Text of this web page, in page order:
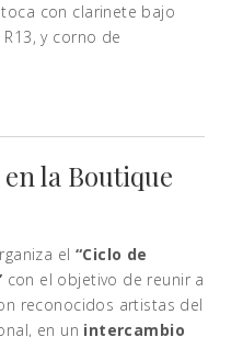
con clarinete bajo
y corno de
la Boutique
el “Ciclo de
con el objetivo de reunir a
reconocidos artistas del
en un intercambio